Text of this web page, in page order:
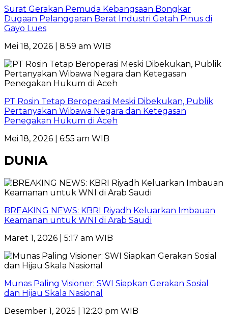
Surat Gerakan Pemuda Kebangsaan Bongkar
Dugaan Pelanggaran Berat Industri Getah Pinus di
Gayo Lues
Mei 18, 2026 | 8:59 am WIB
PT Rosin Tetap Beroperasi Meski Dibekukan, Publik
Pertanyakan Wibawa Negara dan Ketegasan
Penegakan Hukum di Aceh
Mei 18, 2026 | 6:55 am WIB
DUNIA
BREAKING NEWS: KBRI Riyadh Keluarkan Imbauan
Keamanan untuk WNI di Arab Saudi
Maret 1, 2026 | 5:17 am WIB
Munas Paling Visioner: SWI Siapkan Gerakan Sosial
dan Hijau Skala Nasional
Desember 1, 2025 | 12:20 pm WIB